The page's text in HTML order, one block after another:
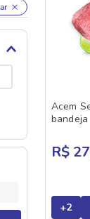
Acem
bandeja
R$
+2